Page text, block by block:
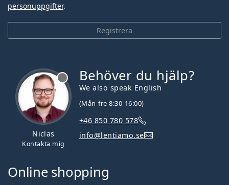
Registrera
personuppgifter.
Niclas
Kontakta mig
Behöver du hjälp?
We also speak English
(Mån-fre 8:30-16:00)
+46 850 780 578
info@lentiamo.se
Online shopping